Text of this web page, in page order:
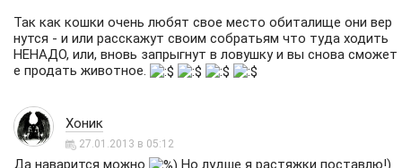
Так как кошки очень любят свое место обиталище они вер
нутся - и или расскажут своим собратьям что туда ходить
НЕНАДО, или, вновь запрыгнут в ловушку и вы снова сможет
е продать животное.
Хоник
27.01.2013 в 05:12
Да наварится можно
Но лудше я растяжки поставлю!)